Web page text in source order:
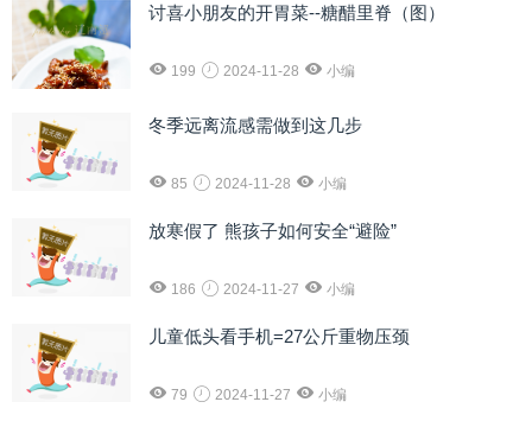
讨喜小朋友的开胃菜--糖醋里脊（图）
199 2024-11-28 小编
冬季远离流感需做到这几步
85 2024-11-28 小编
放寒假了 熊孩子如何安全“避险”
186 2024-11-27 小编
儿童低头看手机=27公斤重物压颈
79 2024-11-27 小编